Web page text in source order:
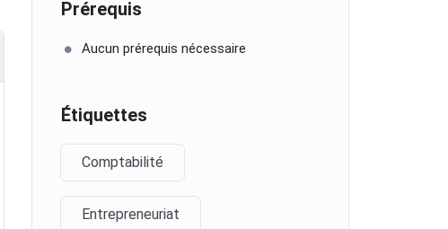
Prérequis
Aucun prérequis nécessaire
Étiquettes
Comptabilité
Entrepreneuriat